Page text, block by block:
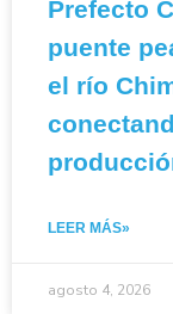
Prefecto
puente
el río
LEER MÁS»
agosto 4, 2026